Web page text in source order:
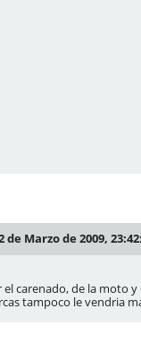
Marzo de 2009,
carenado, de la
tampoco le vendria